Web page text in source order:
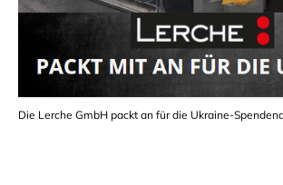
Die Lerche GmbH packt an für die Ukraine-